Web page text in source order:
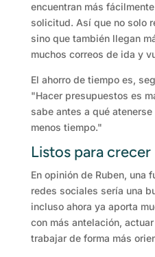
encuentran más
solicitud. Así que no solo
sino que también llegan
muchos correos de ida y
El ahorro de tiempo es,
"Hacer presupuestos es
sabe antes a qué
menos tiempo."
Listos para crecer
En opinión de Ruben, una
redes sociales sería una
incluso ahora ya aporta
con más antelación,
trabajar de forma más